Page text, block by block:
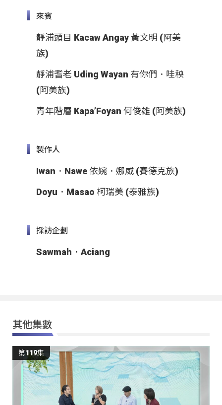
來賓
靜浦頭目 Kacaw Angay 黃文明 (阿美
族)
靜浦耆老 Uding Wayan 有你們．哇秧
(阿美族)
青年階層 Kapa’Foyan 何俊雄 (阿美族)
製作人
Iwan．Nawe 依婉．娜威 (賽德克族)
Doyu．Masao 柯瑞美 (泰雅族)
採訪企劃
Sawmah．Aciang
其他集數
第119集